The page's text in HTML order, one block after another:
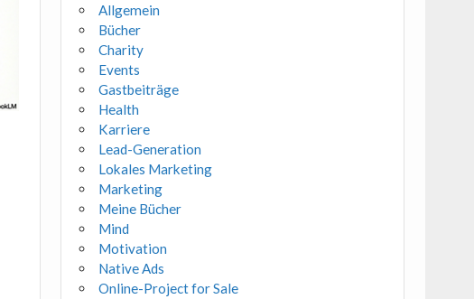
Allgemein
Bücher
Charity
Events
Gastbeiträge
Health
Karriere
Lead-Generation
Lokales Marketing
Marketing
Meine Bücher
Mind
Motivation
Native Ads
Online-Project for Sale